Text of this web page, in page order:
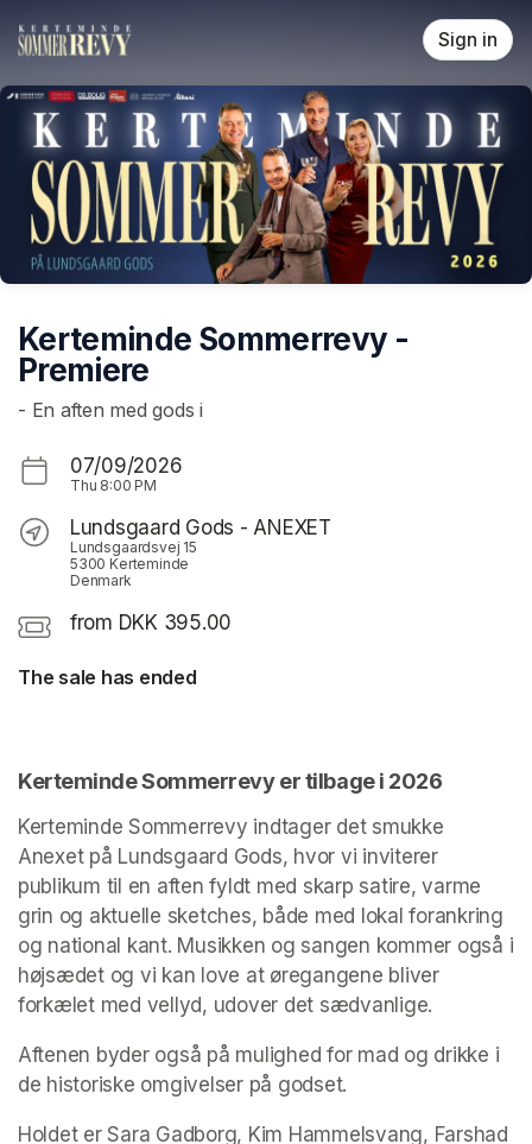
Sign in
Kerteminde Sommerrevy -
Premiere
- En aften med gods i
07/09/2026
Thu 8:00 PM
Lundsgaard Gods - ANEXET
Lundsgaardsvej 15
5300 Kerteminde
Denmark
from DKK 395.00
The sale has ended
Kerteminde Sommerrevy er tilbage i 2026
Kerteminde Sommerrevy indtager det smukke
Anexet på Lundsgaard Gods, hvor vi inviterer
publikum til en aften fyldt med skarp satire, varme
grin og aktuelle sketches, både med lokal forankring
og national kant. Musikken og sangen kommer også i
højsædet og vi kan love at øregangene bliver
forkælet med vellyd, udover det sædvanlige.
Aftenen byder også på mulighed for mad og drikke i
de historiske omgivelser på godset.
Holdet er Sara Gadborg, Kim Hammelsvang, Farshad